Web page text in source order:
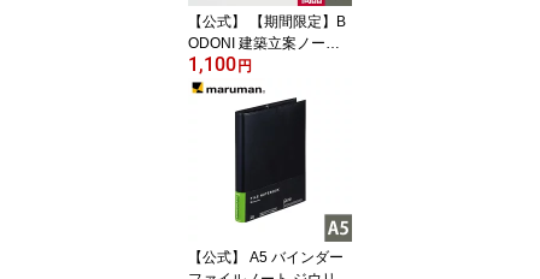
【公式】 【期間限定】B
ODONI 建築立案ノート
A4 BN010 マルマン 【宅
配便のみ】
1,100 円
【公式】 A5 バインダー